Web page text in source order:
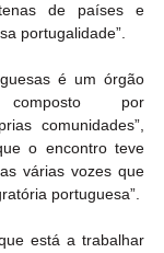
de países e
portugalidade”.
é um órgão
composto por
comunidades”,
o encontro teve
várias vozes que
portuguesa”.
está a trabalhar